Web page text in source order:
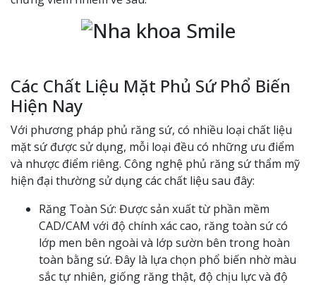
Các Chất Liệu Mặt Phủ Sứ Phổ Biến
Hiện Nay
Với phương pháp phủ răng sứ, có nhiều loại chất liệu
mặt sứ được sử dụng, mỗi loại đều có những ưu điểm
và nhược điểm riêng. Công nghệ phủ răng sứ thẩm mỹ
hiện đại thường sử dụng các chất liệu sau đây:
Răng Toàn Sứ: Được sản xuất từ phần mềm
CAD/CAM với độ chính xác cao, răng toàn sứ có
lớp men bên ngoài và lớp sườn bên trong hoàn
toàn bằng sứ. Đây là lựa chọn phổ biến nhờ màu
sắc tự nhiên, giống răng thật, độ chịu lực và độ